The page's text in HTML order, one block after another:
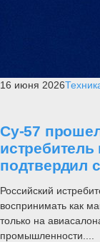
16 июня 2026
Су-57
истребитель
подтвердил
Российский
воспринимать как
только на
промышленности....